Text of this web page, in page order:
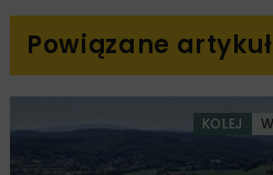
Powiązane
KOLEJ